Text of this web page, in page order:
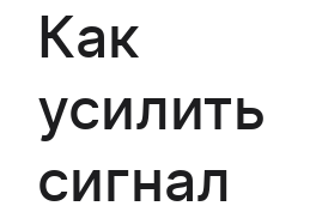
Как
усилить
сигнал